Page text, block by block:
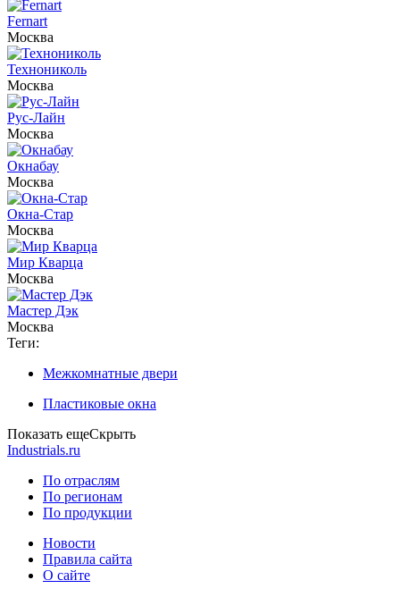
Fernart
Москва
Технониколь
Москва
Рус-Лайн
Москва
Окнабау
Москва
Окна-Стар
Москва
Мир Кварца
Москва
Мастер Дэк
Москва
Теги:
Межкомнатные двери
Пластиковые окна
Показать ещеСкрыть
Industrials.ru
По отраслям
По регионам
По продукции
Новости
Правила сайта
О сайте